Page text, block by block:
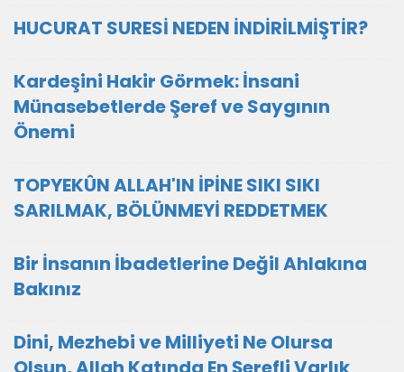
HUCURAT SURESİ NEDEN İNDİRİLMİŞTİR?
Kardeşini Hakir Görmek: İnsani
Münasebetlerde Şeref ve Saygının
Önemi
TOPYEKÛN ALLAH'IN İPİNE SIKI SIKI
SARILMAK, BÖLÜNMEYİ REDDETMEK
Bir İnsanın İbadetlerine Değil Ahlakına
Bakınız
Dini, Mezhebi ve Milliyeti Ne Olursa